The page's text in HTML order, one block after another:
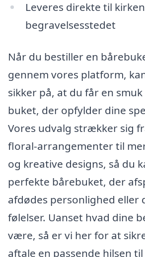
Leveres direkte til
begravelsesstedet
Når du bestiller en
gennem vores platform,
sikker på, at du får en
buket, der opfylder dine
Vores udvalg strækker sig
floral-arrangementer til
og kreative designs, så du
perfekte bårebuket, der
afdødes personlighed eller
følelser. Uanset hvad dine
være, så er vi her for at
aftale en passende hilsen